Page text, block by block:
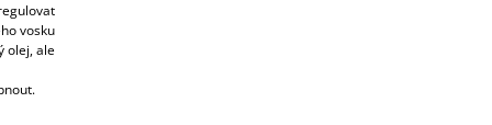
vosku
olej, ale